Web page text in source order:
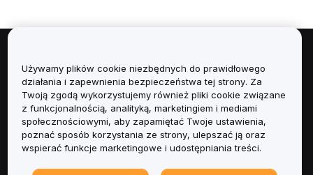
Informacje
Usługi
Obsługa Klienta
Używamy plików cookie niezbędnych do prawidłowego
działania i zapewnienia bezpieczeństwa tej strony. Za
Twoją zgodą wykorzystujemy również pliki cookie związane
z funkcjonalnością, analityką, marketingiem i mediami
społecznościowymi, aby zapamiętać Twoje ustawienia,
poznać sposób korzystania ze strony, ulepszać ją oraz
wspierać funkcje marketingowe i udostępniania treści.